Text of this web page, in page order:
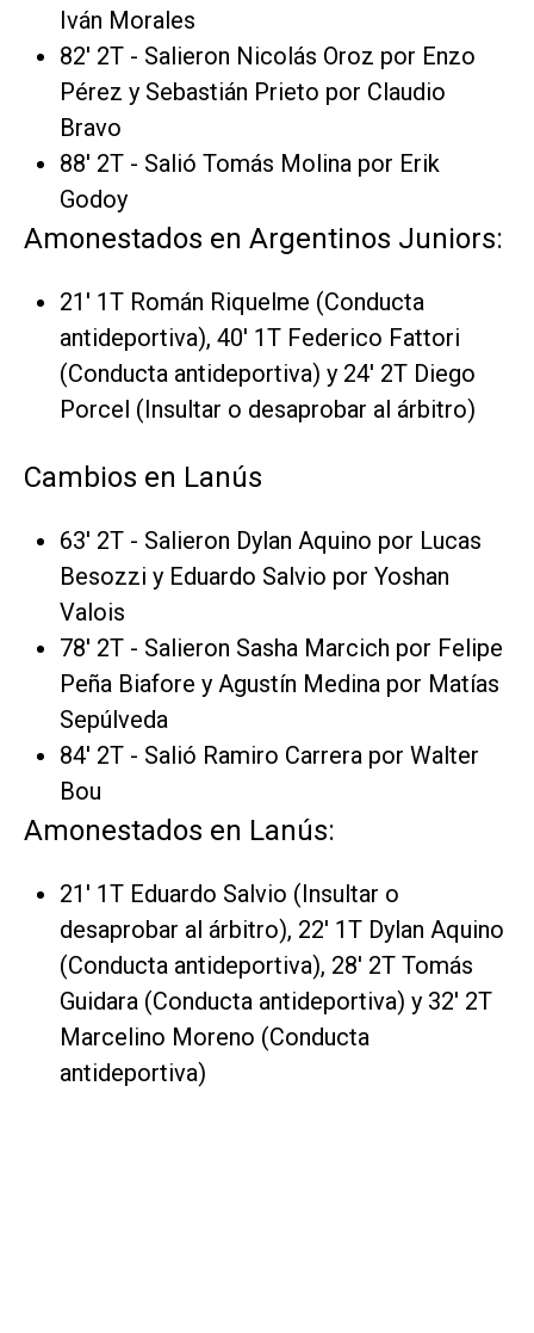
Iván Morales
82' 2T - Salieron Nicolás Oroz por Enzo
Pérez y Sebastián Prieto por Claudio
Bravo
88' 2T - Salió Tomás Molina por Erik
Godoy
Amonestados en Argentinos Juniors:
21' 1T Román Riquelme (Conducta
antideportiva), 40' 1T Federico Fattori
(Conducta antideportiva) y 24' 2T Diego
Porcel (Insultar o desaprobar al árbitro)
Cambios en Lanús
63' 2T - Salieron Dylan Aquino por Lucas
Besozzi y Eduardo Salvio por Yoshan
Valois
78' 2T - Salieron Sasha Marcich por Felipe
Peña Biafore y Agustín Medina por Matías
Sepúlveda
84' 2T - Salió Ramiro Carrera por Walter
Bou
Amonestados en Lanús:
21' 1T Eduardo Salvio (Insultar o
desaprobar al árbitro), 22' 1T Dylan Aquino
(Conducta antideportiva), 28' 2T Tomás
Guidara (Conducta antideportiva) y 32' 2T
Marcelino Moreno (Conducta
antideportiva)